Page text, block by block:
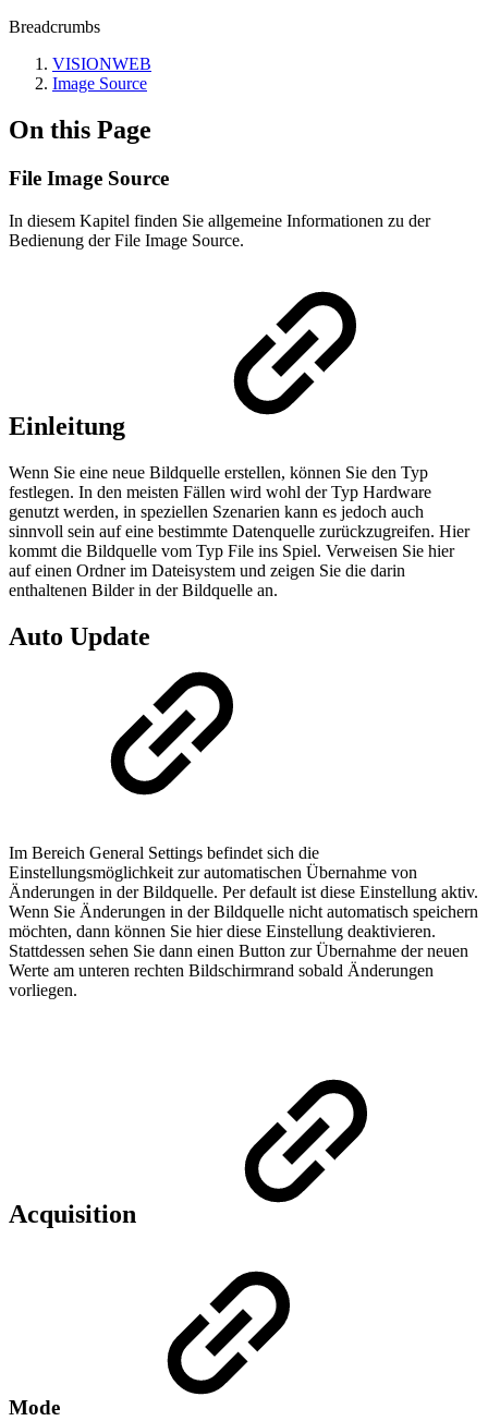
Breadcrumbs
VISIONWEB
Image Source
On this Page
File Image Source
In diesem Kapitel finden Sie allgemeine Informationen zu der
Bedienung der File Image Source.
Einleitung
Wenn Sie eine neue Bildquelle erstellen, können Sie den Typ
festlegen. In den meisten Fällen wird wohl der Typ Hardware
genutzt werden, in speziellen Szenarien kann es jedoch auch
sinnvoll sein auf eine bestimmte Datenquelle zurückzugreifen. Hier
kommt die Bildquelle vom Typ File ins Spiel. Verweisen Sie hier
auf einen Ordner im Dateisystem und zeigen Sie die darin
enthaltenen Bilder in der Bildquelle an.
Auto Update
Im Bereich General Settings befindet sich die
Einstellungsmöglichkeit zur automatischen Übernahme von
Änderungen in der Bildquelle. Per default ist diese Einstellung aktiv.
Wenn Sie Änderungen in der Bildquelle nicht automatisch speichern
möchten, dann können Sie hier diese Einstellung deaktivieren.
Stattdessen sehen Sie dann einen Button zur Übernahme der neuen
Werte am unteren rechten Bildschirmrand sobald Änderungen
vorliegen.
Acquisition
Mode